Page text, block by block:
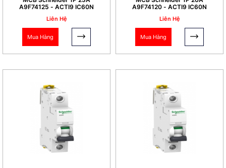
A9F74125 - ACTI9 IC60N
Liên Hệ
Mua Hàng
A9F74120 - ACTI9 IC60N
Liên Hệ
Mua Hàng